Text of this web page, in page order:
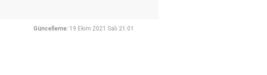
Güncelleme: 19 Ekim 2021 Salı 21:01